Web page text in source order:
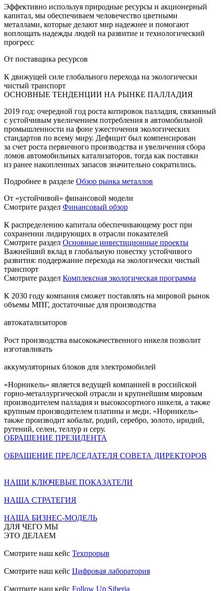
Эффективно используя природные ресурсы и акционерный
капитал, мы обеспечиваем человечество цветными
металлами, которые делают мир надежнее и помогают
воплощать надежды людей на развитие и технологический
прогресс
От поставщика ресурсов
К движущей силе глобального перехода на экологически
чистый транспорт
ОСНОВНЫЕ ТЕНДЕНЦИИ НА РЫНКЕ ПАЛЛАДИЯ
2019 год: очередной год роста котировок палладия, связанный
с устойчивым увеличением потребления в автомобильной
промышленности на фоне ужесточения экологических
стандартов по всему миру. Дефицит был компенсирован
за счет роста первичного производства и увеличения сбора
ломов автомобильных катализаторов, тогда как поставки
из ранее накопленных запасов значительно сократились.
Подробнее в разделе Обзор рынка металлов
От «устойчивой» финансовой модели
Смотрите раздел Финансовый обзор
К распределению капитала обеспечивающему рост при
сохранении лидирующих в отрасли показателей
Смотрите раздел Основные инвестиционные проекты
Важнейший вклад в глобальную повестку устойчивого
развития: поддержание перехода на экологически чистый
транспорт
Смотрите раздел Комплексная экологическая программа
К 2030 году компания сможет поставлять на мировой рынок
объемы МПГ, достаточные для производства
автокатализаторов
Рост производства высококачественного никеля позволит
изготавливать
аккумуляторных блоков для электромобилей
«Норникель» является ведущей компанией в российской
горно-металлургической отрасли и крупнейшим мировым
производителем палладия и высокосортного никеля, а также
крупным производителем платины и меди. «Норникель»
также производит кобальт, родий, серебро, золото, иридий,
рутений, селен, теллур и серу.
ОБРАЩЕНИЕ ПРЕЗИДЕНТА
ОБРАЩЕНИЕ ПРЕДСЕДАТЕЛЯ СОВЕТА ДИРЕКТОРОВ
НАШИ КЛЮЧЕВЫЕ ПОКАЗАТЕЛИ
НАША СТРАТЕГИЯ
НАША БИЗНЕС-МОДЕЛЬ
ДЛЯ ЧЕГО МЫ
ЭТО ДЕЛАЕМ
Смотрите наш кейс Техпрорыв
Смотрите наш кейс Цифровая лаборатория
Смотрите наш кейс Follow Up Siberia